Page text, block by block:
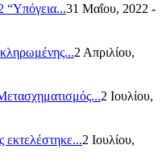
31 Μαΐου, 2022 -
2 Απριλίου,
2 Ιουλίου,
εκτελέστηκε...2 Ιουλίου,